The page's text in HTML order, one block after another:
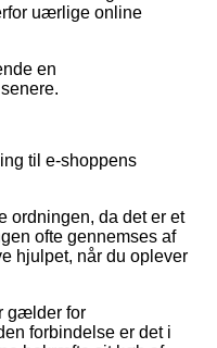
uærlige online
en
til e-shoppens
ordningen, da det er et
ofte gennemses af
hjulpet, når du oplever
gælder for
forbindelse er det i